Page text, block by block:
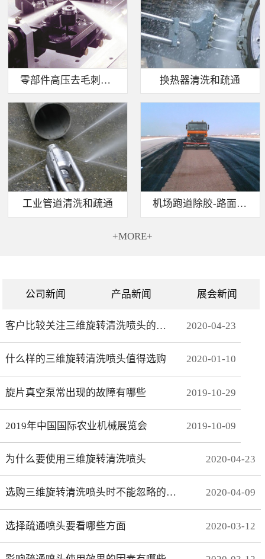
零部件高压去毛刺清洗 换热器清洗和疏通
工业管道清洗和疏通 机场跑道除胶-路面标线清除
+MORE+
公司新闻 产品新闻 展会新闻
客户比较关注三维旋转清洗喷头的哪些方面 2020-04-23
什么样的三维旋转清洗喷头值得选购 2020-01-10
旋片真空泵常出现的故障有哪些 2019-10-29
2019年中国国际农业机械展览会 2019-10-09
为什么要使用三维旋转清洗喷头 2020-04-23
选购三维旋转清洗喷头时不能忽略的事项有哪些 2020-04-09
选择疏通喷头要看哪些方面 2020-03-12